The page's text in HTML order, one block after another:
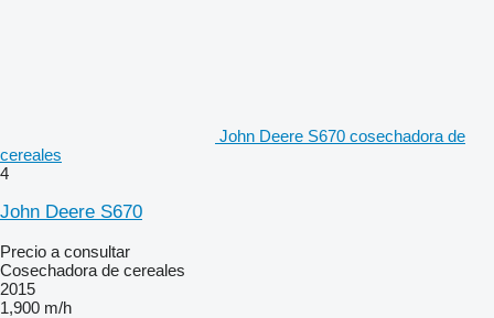
John Deere S670 cosechadora de
cereales
4
John Deere S670
Precio a consultar
Cosechadora de cereales
2015
1,900 m/h